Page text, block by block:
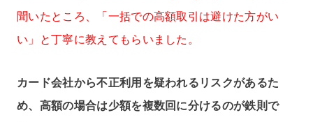
聞いたところ、「一括での高額取引は避けた方がい
い」と丁寧に教えてもらいました。
カード会社から不正利用を疑われるリスクがあるた
め、高額の場合は少額を複数回に分けるのが鉄則で